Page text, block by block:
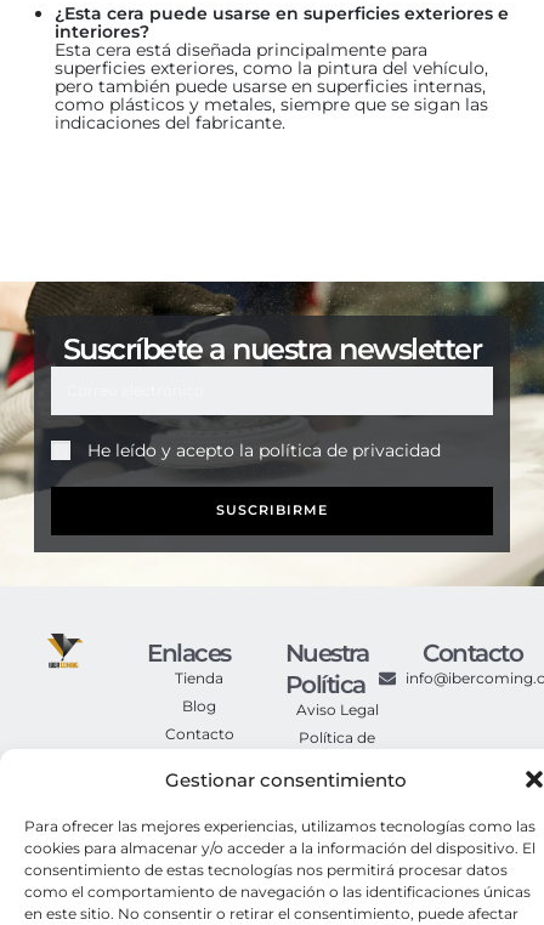
Gestionar consentimiento
Para ofrecer las mejores experiencias, utilizamos tecnologías como las
cookies para almacenar y/o acceder a la información del dispositivo. El
consentimiento de estas tecnologías nos permitirá procesar datos
como el comportamiento de navegación o las identificaciones únicas
en este sitio. No consentir o retirar el consentimiento, puede afectar
¿Esta cera puede usarse en superficies exteriores e
interiores?
Esta cera está diseñada principalmente para
superficies exteriores, como la pintura del vehículo,
pero también puede usarse en superficies internas,
como plásticos y metales, siempre que se sigan las
indicaciones del fabricante.
Suscríbete a nuestra newsletter
He leído y acepto la política de privacidad
SUSCRIBIRME
Enlaces
Tienda
Blog
Contacto
Nuestra
Política
Aviso Legal
Política de
Política de
Condiciones
Generales de
Compra
Contacto